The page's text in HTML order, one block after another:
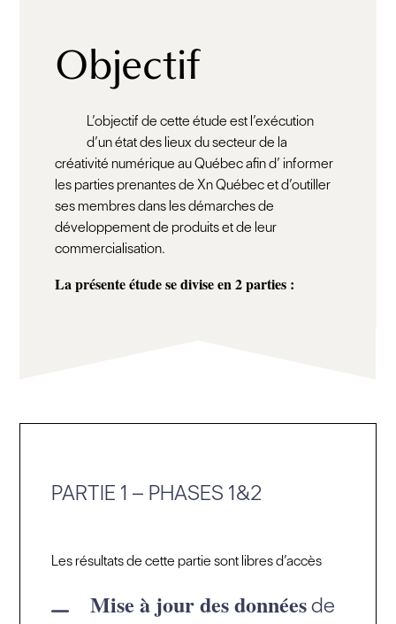
Objectif
L’objectif de cette étude est l’exécution
d’un état des lieux du secteur de la
créativité numérique au Québec afin d’ informer
les parties prenantes de Xn Québec et d’outiller
ses membres dans les démarches de
développement de produits et de leur
commercialisation.
La présente étude se divise en 2 parties :
PARTIE 1 – PHASES 1&2
Les résultats de cette partie sont libres d’accès
Mise à jour des donnéesde